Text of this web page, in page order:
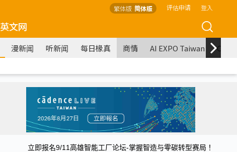
繁体版 简体版 评估申请 登入
英文网
漫新闻 听新闻 每日椽真 商情 AI EXPO Taiwan
立即报名9/11高雄智能工厂论坛-掌握智造与零碳转型赛局！